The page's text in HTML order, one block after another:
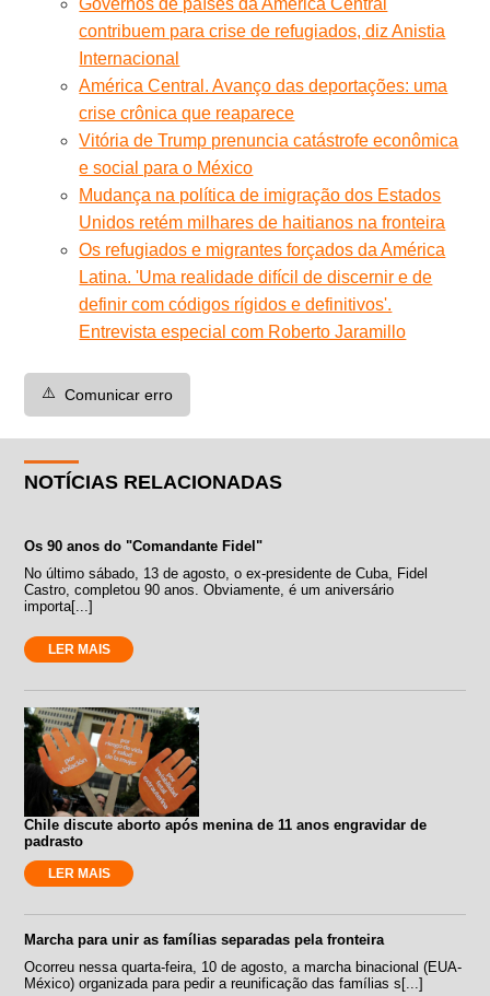
contribuem para crise de refugiados, diz Anistia
Internacional
América Central. Avanço das deportações: uma
crise crônica que reaparece
Vitória de Trump prenuncia catástrofe econômica
e social para o México
Mudança na política de imigração dos Estados
Unidos retém milhares de haitianos na fronteira
Os refugiados e migrantes forçados da América
Latina. 'Uma realidade difícil de discernir e de
definir com códigos rígidos e definitivos'.
Entrevista especial com Roberto Jaramillo
⚠️ Comunicar erro
NOTÍCIAS RELACIONADAS
Os 90 anos do "Comandante Fidel"
No último sábado, 13 de agosto, o ex-presidente de Cuba, Fidel
Castro, completou 90 anos. Obviamente, é um aniversário
importa[...]
LER MAIS
Chile discute aborto após menina de 11 anos engravidar de
padrasto
LER MAIS
Marcha para unir as famílias separadas pela fronteira
Ocorreu nessa quarta-feira, 10 de agosto, a marcha binacional (EUA-
México) organizada para pedir a reunificação das famílias s[...]